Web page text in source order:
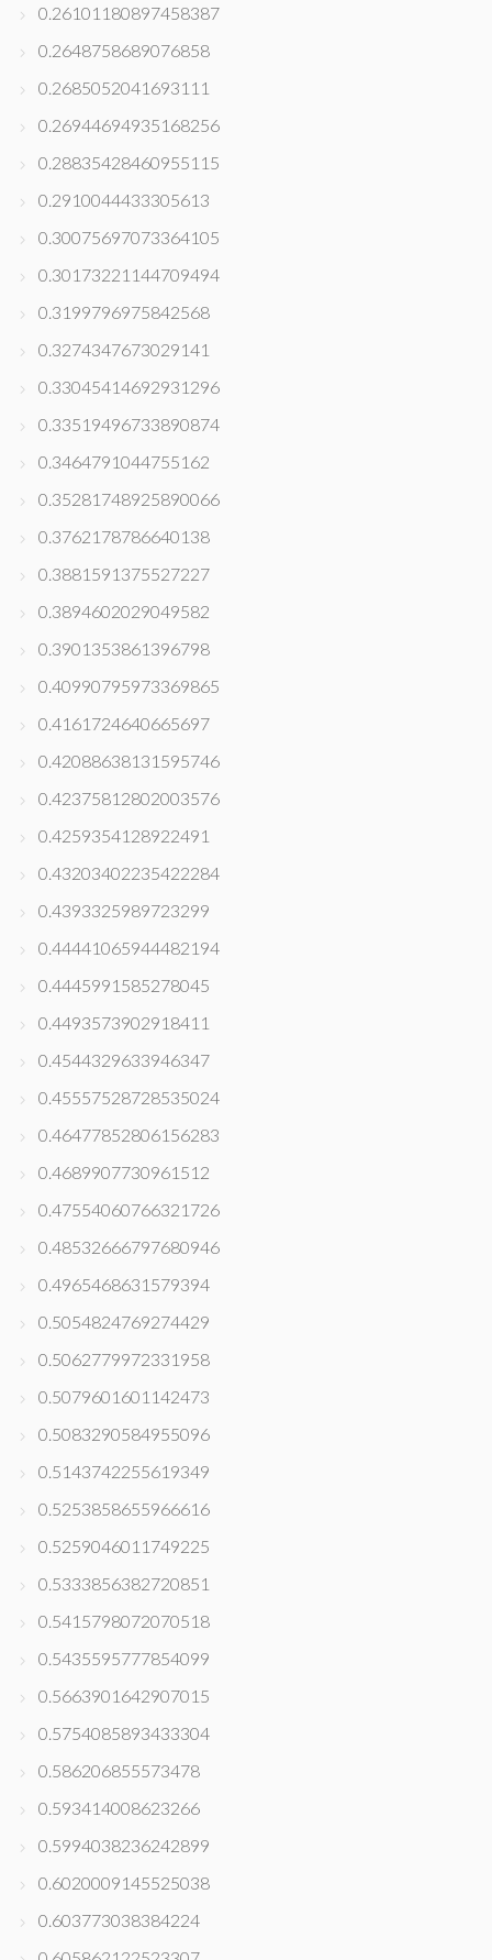
0.26101180897458387
0.2648758689076858
0.2685052041693111
0.26944694935168256
0.28835428460955115
0.2910044433305613
0.30075697073364105
0.30173221144709494
0.3199796975842568
0.3274347673029141
0.33045414692931296
0.33519496733890874
0.3464791044755162
0.35281748925890066
0.3762178786640138
0.3881591375527227
0.3894602029049582
0.3901353861396798
0.40990795973369865
0.4161724640665697
0.42088638131595746
0.42375812802003576
0.4259354128922491
0.43203402235422284
0.4393325989723299
0.44441065944482194
0.4445991585278045
0.4493573902918411
0.4544329633946347
0.45557528728535024
0.46477852806156283
0.4689907730961512
0.47554060766321726
0.48532666797680946
0.4965468631579394
0.5054824769274429
0.5062779972331958
0.5079601601142473
0.5083290584955096
0.5143742255619349
0.5253858655966616
0.5259046011749225
0.5333856382720851
0.5415798072070518
0.5435595777854099
0.5663901642907015
0.5754085893433304
0.586206855573478
0.593414008623266
0.5994038236242899
0.6020009145525038
0.603773038384224